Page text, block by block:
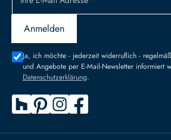
Anmelden
Ja, ich möchte - jederzeit widerruflich -
und Angebote per E-Mail-Newsletter informiert
Datenschutzerklärung.